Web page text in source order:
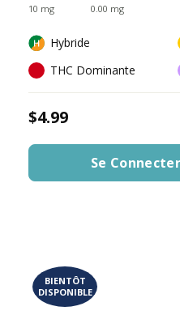
10 mg
0.00 mg
Hybride
THC Dominante
$4.99
Se
BIENTÔT
DISPONIBLE